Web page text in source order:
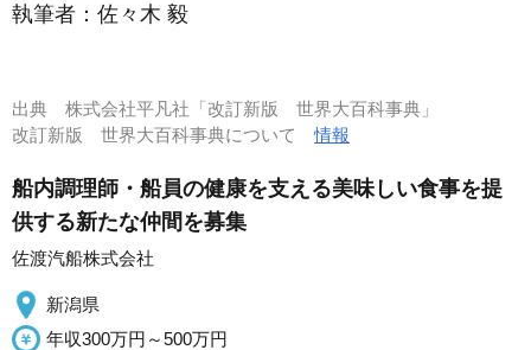
執筆者： 佐々木 毅
出典 株式会社平凡社「改訂新版 世界大百科事典」
改訂新版 世界大百科事典について情報
船内調理師・船員の健康を支える美味しい食事を提
供する新たな仲間を募集
佐渡汽船株式会社
新潟県
年収300万円～500万円